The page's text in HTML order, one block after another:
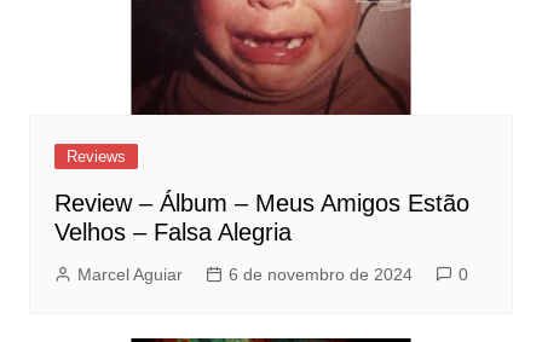
Reviews
Review – Álbum – Meus Amigos Estão
Velhos – Falsa Alegria
Marcel Aguiar 6 de novembro de 2024 0